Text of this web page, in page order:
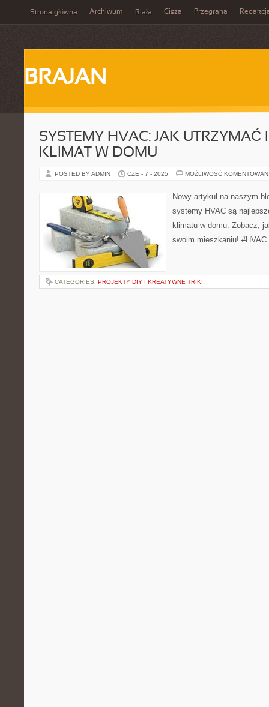
Strona główna Archiwum Biała Cisza Przegrana
BRAJAN
SYSTEMY HVAC: JAK UTRZYMAĆ
KLIMAT W DOMU
POSTED BY ADMIN CZE - 7 - 2025 MOŻLIWOŚĆ
Nowy artykuł na naszym
systemy HVAC są
klimatu w domu. Zobacz,
swoim mieszkaniu!
CATEGORIES: PROJEKTY DIY I KREATYWNE TRIKI